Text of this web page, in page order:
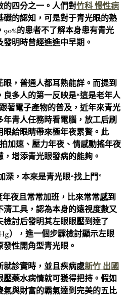
的四分之一。人們對竹科 慢性病
礎的認知，可是對于青光眼的熟
的患者不了解本身患有青光
明時曾經進進中早期。
，普通人都耳熟能詳。而提到
多人的第一反映是“這是老年人
著電子產物的普及，近年來青光
青人任務時看電腦，放工后刷
給眼睛帶來極年夜累贅。此
拍加速、壓力年夜、情感動搖年夜
增添青光眼發病的能夠。
深，本來是青光眼“找上門”
夜且常常加班，比來常常感到
清工具，認為本身的遠視度數又
檢討后發明其左眼眼壓到達了
），進一個步驟檢討顯示左眼
性開角型青光眼。
就診實時，並且疾病處新竹 出國
藥水病情就可獲得把持。假如
與財富的霸氣達到完美的五比